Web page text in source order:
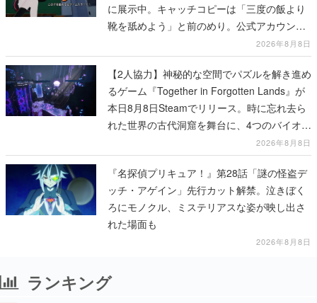
に展示中。キャッチコピーは「三度の飯より
靴を舐めよう」と前のめり。公式アカウント
も開設され、2026年リリースに向けて開発中
2026年8月8日
【2人協力】神秘的な空間でパズルを解き進め
るゲーム『Together in Forgotten Lands』が
本日8月8日Steamでリリース。時に忘れ去ら
れた世界の古代洞窟を舞台に、4つのバイオー
2026年8月8日
『名探偵プリキュア！』第28話「謎の怪盗デ
ッチ・アゲイン」先行カット解禁。泣きぼく
ろにモノクル、ミステリアスな姿が映し出さ
れた場面も
2026年8月8日
ランキング